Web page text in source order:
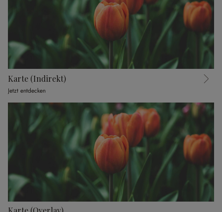
Karte (Indirekt)
Jetzt entdecken